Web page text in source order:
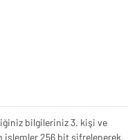
bilgileriniz 3. kişi ve
işlemler 256 bit şifrelenerek